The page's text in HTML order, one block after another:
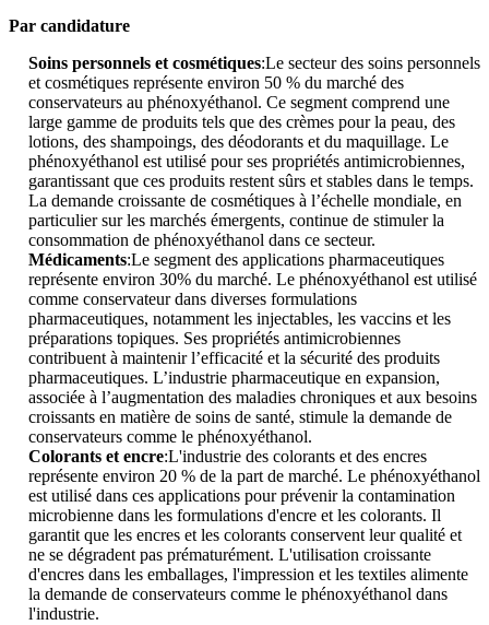
Par candidature
Soins personnels et cosmétiques:Le secteur des soins personnels
et cosmétiques représente environ 50 % du marché des
conservateurs au phénoxyéthanol. Ce segment comprend une
large gamme de produits tels que des crèmes pour la peau, des
lotions, des shampoings, des déodorants et du maquillage. Le
phénoxyéthanol est utilisé pour ses propriétés antimicrobiennes,
garantissant que ces produits restent sûrs et stables dans le temps.
La demande croissante de cosmétiques à l’échelle mondiale, en
particulier sur les marchés émergents, continue de stimuler la
consommation de phénoxyéthanol dans ce secteur.
Médicaments:Le segment des applications pharmaceutiques
représente environ 30% du marché. Le phénoxyéthanol est utilisé
comme conservateur dans diverses formulations
pharmaceutiques, notamment les injectables, les vaccins et les
préparations topiques. Ses propriétés antimicrobiennes
contribuent à maintenir l’efficacité et la sécurité des produits
pharmaceutiques. L’industrie pharmaceutique en expansion,
associée à l’augmentation des maladies chroniques et aux besoins
croissants en matière de soins de santé, stimule la demande de
conservateurs comme le phénoxyéthanol.
Colorants et encre:L'industrie des colorants et des encres
représente environ 20 % de la part de marché. Le phénoxyéthanol
est utilisé dans ces applications pour prévenir la contamination
microbienne dans les formulations d'encre et les colorants. Il
garantit que les encres et les colorants conservent leur qualité et
ne se dégradent pas prématurément. L'utilisation croissante
d'encres dans les emballages, l'impression et les textiles alimente
la demande de conservateurs comme le phénoxyéthanol dans
l'industrie.